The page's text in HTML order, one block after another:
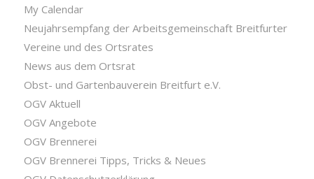
My Calendar
Neujahrsempfang der Arbeitsgemeinschaft Breitfurter
Vereine und des Ortsrates
News aus dem Ortsrat
Obst- und Gartenbauverein Breitfurt e.V.
OGV Aktuell
OGV Angebote
OGV Brennerei
OGV Brennerei Tipps, Tricks & Neues